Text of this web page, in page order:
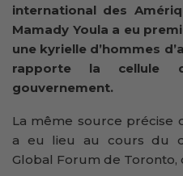
international des
Mamady Youla a eu
une kyrielle d’hommes
rapporte la cellule
gouvernement.
La même source précise
a eu lieu au cours du
Global Forum de Toronto,